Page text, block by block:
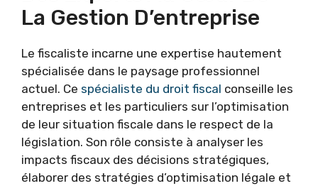
La Gestion D’entreprise
Le fiscaliste incarne une expertise hautement
spécialisée dans le paysage professionnel
actuel. Ce spécialiste du droit fiscal conseille les
entreprises et les particuliers sur l’optimisation
de leur situation fiscale dans le respect de la
législation. Son rôle consiste à analyser les
impacts fiscaux des décisions stratégiques,
élaborer des stratégies d’optimisation légale et